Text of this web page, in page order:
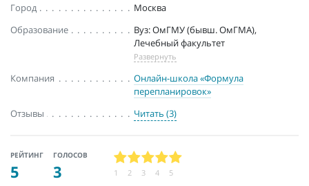
Город
Москва
Образование
Вуз: ОмГМУ (бывш. ОмГМА),
Лечебный факультет
Развернуть
Компания
Онлайн-школа «Формула
перепланировок»
Отзывы
Читать (3)
РЕЙТИНГ
5
ГОЛОСОВ
3 1 2 3 4 5